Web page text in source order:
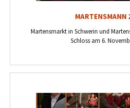
MARTENSMANN
Martensmarkt in Schwerin und
Schloss am 6.